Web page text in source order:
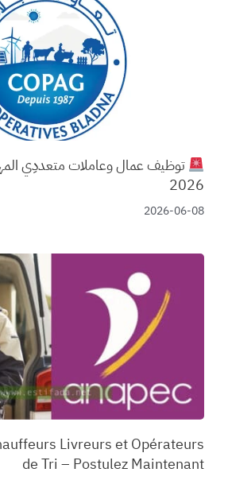
توظيف عمال وعاملات متعددِي
2026
2026-06-08
Livreurs et Opérateurs
de Tri – Postulez Maintenant